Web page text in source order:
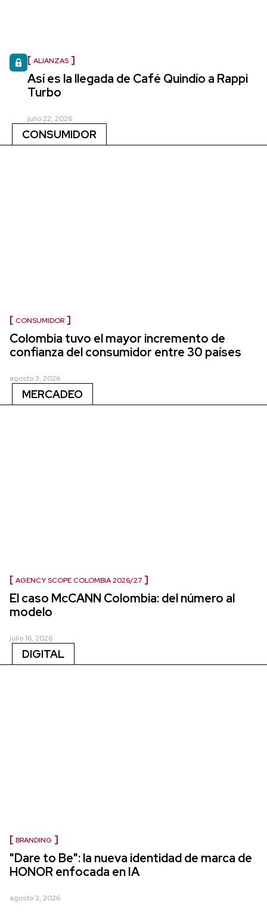
ALIANZAS
Así es la llegada de Café Quindío a Rappi
Turbo
julio 22, 2026
CONSUMIDOR
CONSUMIDOR
Colombia tuvo el mayor incremento de
confianza del consumidor entre 30 países
agosto 3, 2026
MERCADEO
AGENCY SCOPE COLOMBIA 2026/27
El caso McCANN Colombia: del número al
modelo
julio 16, 2026
DIGITAL
BRANDING
"Dare to Be": la nueva identidad de marca de
HONOR enfocada en IA
agosto 3, 2026